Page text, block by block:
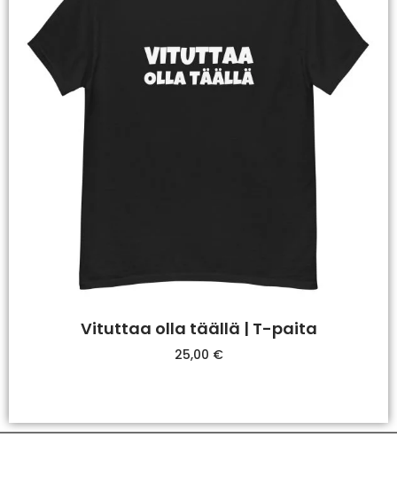
Vituttaa olla täällä | T-paita
25,00 €